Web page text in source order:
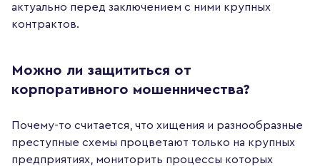
актуально перед заключением с ними крупных
контрактов.
Можно ли защититься от
корпоративного мошенничества?
Почему-то считается, что хищения и разнообразные
преступные схемы процветают только на крупных
предприятиях, мониторить процессы которых